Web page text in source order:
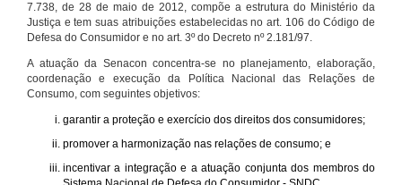
7.738, de 28 de maio de 2012, compõe a estrutura do Ministério da
Justiça e tem suas atribuições estabelecidas no art. 106 do Código de
Defesa do Consumidor e no art. 3º do Decreto nº 2.181/97.
A atuação da Senacon concentra-se no planejamento, elaboração,
coordenação e execução da Política Nacional das Relações de
Consumo, com seguintes objetivos:
garantir a proteção e exercício dos direitos dos consumidores;
promover a harmonização nas relações de consumo; e
incentivar a integração e a atuação conjunta dos membros do